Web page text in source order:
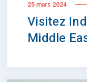
25 mars 2024
Visitez
Middle